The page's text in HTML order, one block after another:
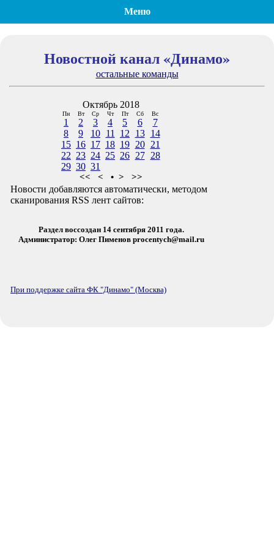
Меню
Новостной канал «Динамо»
остальные команды
Октябрь 2018
Пн Вт Ср Чт Пт Сб Вс
1 2 3 4 5 6
7
8
9 10 11 12 13
14
15 16 17 18 19 20
21
22 23 24 25 26 27
28
29 30 31
<< < • > >>
Новости добавляются автоматически, методом
сканирования RSS лент сайтов:
Раздел воссоздан 14 сентября 2011 года.
Администратор: Олег Пименов procentych@mail.ru
При поддержке сайта ФК "Динамо" (Москва)